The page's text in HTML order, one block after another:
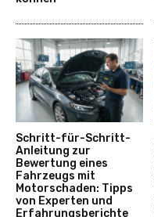
Schritt-für-Schritt-
Anleitung zur
Bewertung eines
Fahrzeugs mit
Motorschaden: Tipps
von Experten und
Erfahrungsberichte